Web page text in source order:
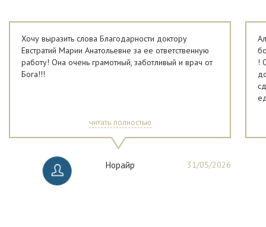
Хочу выразить слова Благодарности доктору
Евстратий Марии Анатольевне за ее ответственную
работу! Она очень грамотный, заботливый и врач от
Бога!!!
читать полностью
31/05/2026
Норайр
!